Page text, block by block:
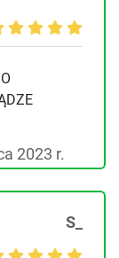
2023 r.
S_